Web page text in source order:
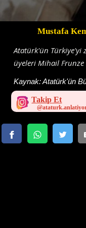
Mustafa
Atatürk'ün Türkiye'yi
üyeleri Mihail
Kaynak:Atatürk'ün
Takip Et